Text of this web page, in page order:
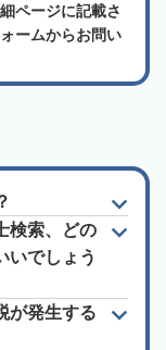
ページに記載さ
ームからお問い
検索、どの
いでしょう
が発生する